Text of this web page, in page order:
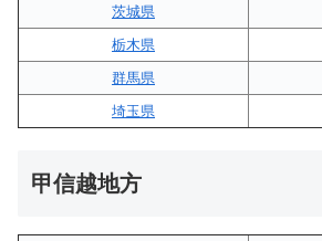
茨城県
栃木県
群馬県
埼玉県
甲信越地方